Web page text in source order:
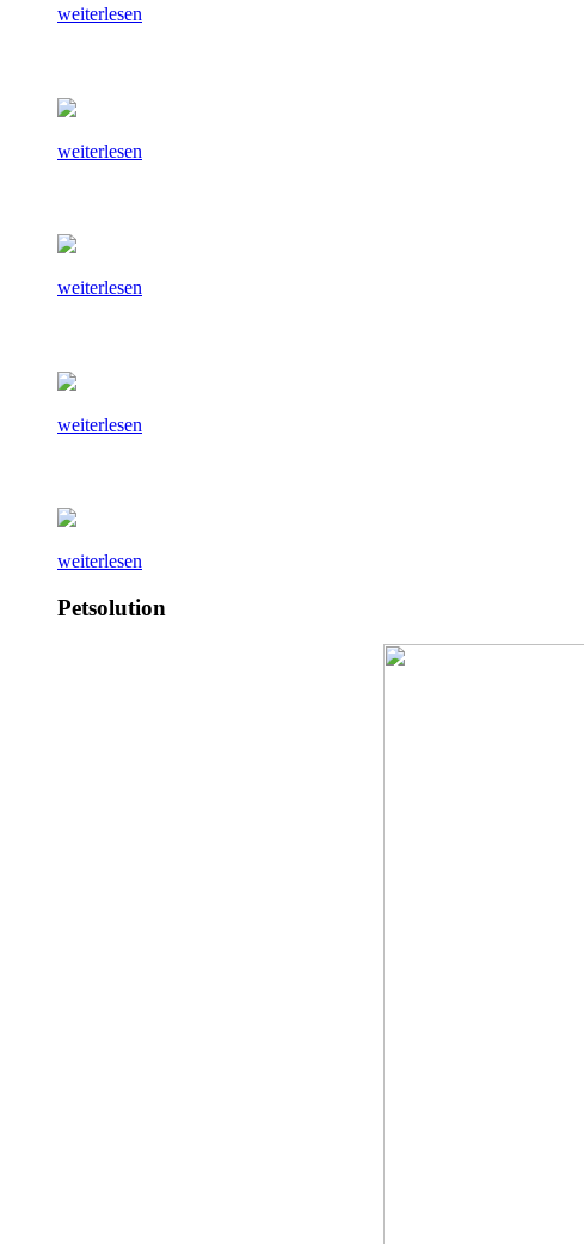
weiterlesen
weiterlesen
weiterlesen
weiterlesen
weiterlesen
Petsolution